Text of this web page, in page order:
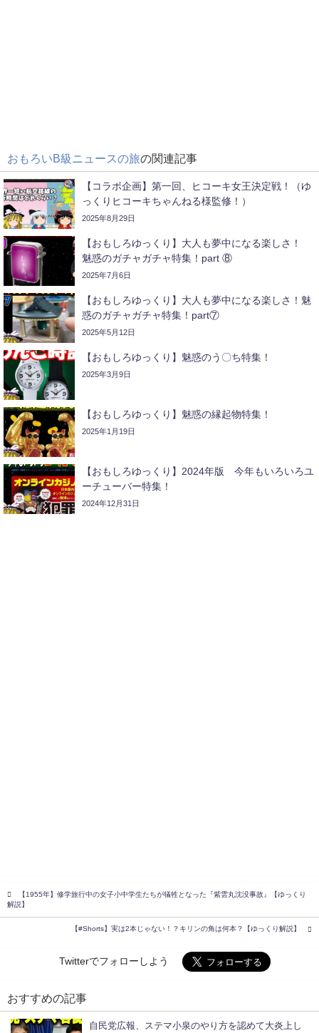
おもろいB級ニュースの旅の関連記事
【コラボ企画】第一回、ヒコーキ女王決定戦！（ゆ
っくりヒコーキちゃんねる様監修！）
2025年8月29日
【おもしろゆっくり】大人も夢中になる楽しさ！
魅惑のガチャガチャ特集！part ⑧
2025年7月6日
【おもしろゆっくり】大人も夢中になる楽しさ！魅
惑のガチャガチャ特集！part⑦
2025年5月12日
【おもしろゆっくり】魅惑のう〇ち特集！
2025年3月9日
【おもしろゆっくり】魅惑の縁起物特集！
2025年1月19日
【おもしろゆっくり】2024年版 今年もいろいろユ
ーチューバー特集！
2024年12月31日
【1955年】修学旅行中の女子小中学生たちが犠牲となった『紫雲丸沈没事故』【ゆっくり
解説】
【#Shorts】実は2本じゃない！？キリンの角は何本？【ゆっくり解説】
Twitterでフォローしよう
おすすめの記事
自民党広報、ステマ小泉のやり方を認めて大炎上し